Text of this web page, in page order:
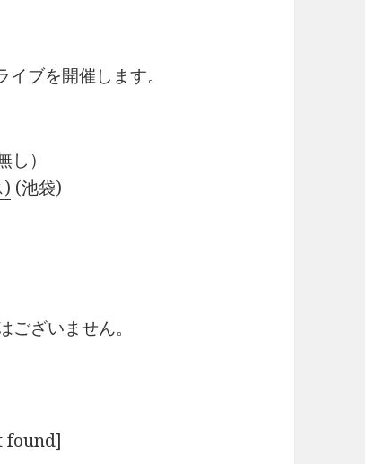
ブを開催します。
）
) (池袋)
ざいません。
found]